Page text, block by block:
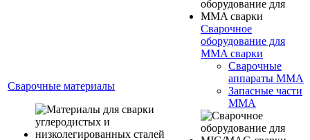
Сварочные материалы
Сварочное
оборудование для
MMA сварки
Сварочные
аппараты MMA
Запасные части
MMA